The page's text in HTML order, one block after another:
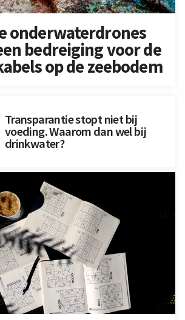
onderwaterdrones
bedreiging voor de
op de zeebodem
Transparantie stopt niet bij
voeding. Waarom dan wel bij
drinkwater?